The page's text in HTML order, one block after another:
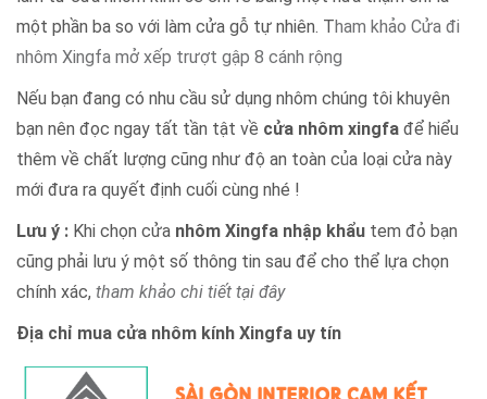
một phần ba so với làm cửa gỗ tự nhiên. Tham khảo Cửa đi
nhôm Xingfa mở xếp trượt gập 8 cánh rộng
Nếu bạn đang có nhu cầu sử dụng nhôm chúng tôi khuyên
bạn nên đọc ngay tất tần tật về cửa nhôm xingfa để hiểu
thêm về chất lượng cũng như độ an toàn của loại cửa này
mới đưa ra quyết định cuối cùng nhé !
Lưu ý : Khi chọn cửa nhôm Xingfa nhập khẩu tem đỏ bạn
cũng phải lưu ý một số thông tin sau để cho thể lựa chọn
chính xác, tham khảo chi tiết tại đây
Địa chỉ mua cửa nhôm kính Xingfa uy tín